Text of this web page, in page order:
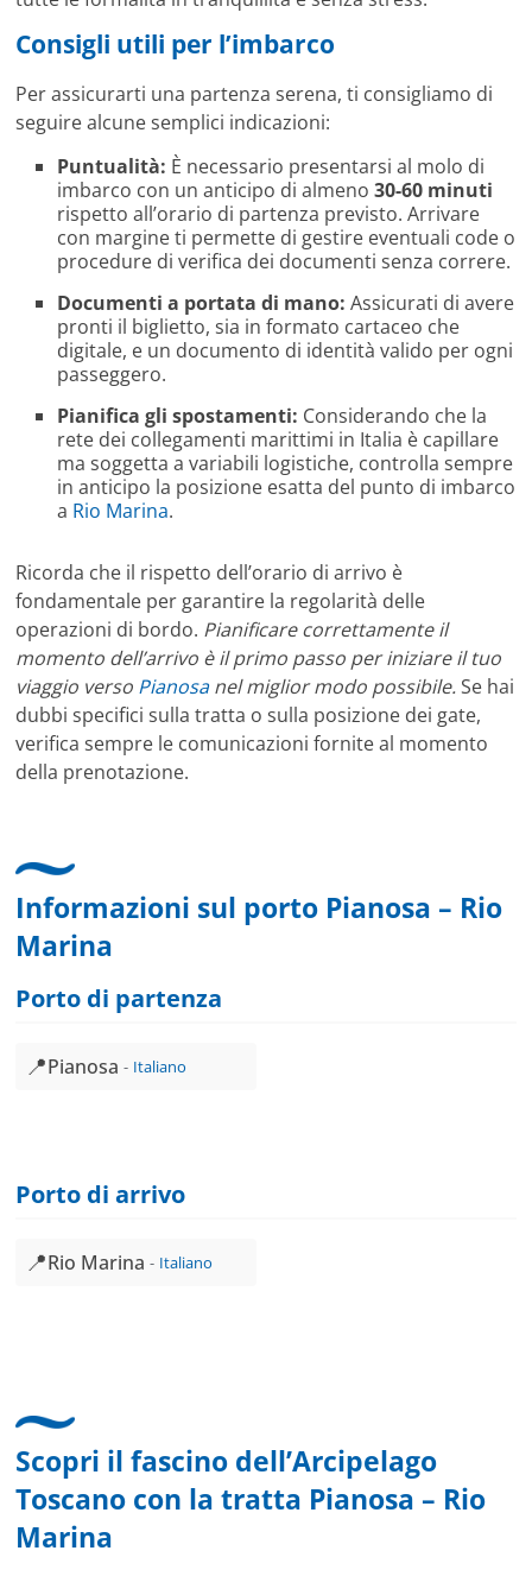
Consigli utili per l’imbarco
Per assicurarti una partenza serena, ti consigliamo di
seguire alcune semplici indicazioni:
Puntualità: È necessario presentarsi al molo di
imbarco con un anticipo di almeno30-60 minuti
rispetto all’orario di partenza previsto. Arrivare
con margine ti permette di gestire eventuali code o
procedure di verifica dei documenti senza correre.
Documenti a portata di mano: Assicurati di avere
pronti il biglietto, sia in formato cartaceo che
digitale, e un documento di identità valido per ogni
passeggero.
Pianifica gli spostamenti: Considerando che la
rete dei collegamenti marittimi in Italia è capillare
ma soggetta a variabili logistiche, controlla sempre
in anticipo la posizione esatta del punto di imbarco
a Rio Marina.
Ricorda che il rispetto dell’orario di arrivo è
fondamentale per garantire la regolarità delle
operazioni di bordo. Pianificare correttamente il
momento dell’arrivo è il primo passo per iniziare il tuo
viaggio verso Pianosanel miglior modo possibile.Se hai
dubbi specifici sulla tratta o sulla posizione dei gate,
verifica sempre le comunicazioni fornite al momento
della prenotazione.
Informazioni sul porto Pianosa – Rio
Marina
Porto di partenza
📍Pianosa Italiano
Porto di arrivo
📍Rio Marina Italiano
Scopri il fascino dell’Arcipelago
Toscano con la tratta Pianosa – Rio
Marina